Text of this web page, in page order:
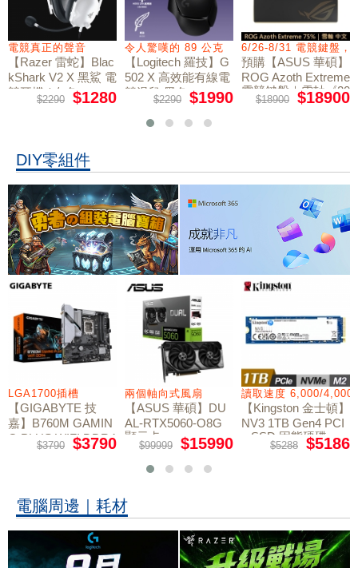
電競真正的聲音
【Razer 雷蛇】Blac
kShark V2 X 黑鯊 電
競耳機 / 白色
$2290 $1280
令人驚嘆的 89 公克
【Logitech 羅技】G
502 X 高效能有線電
競滑鼠 黑色
$2290 $1990
6/26-8/31 電競鍵盤，
預購【ASUS 華碩】
ROG Azoth Extreme
電競鍵盤｜雪軸《20
周年限量版》
$18900 $18900
DIY零組件
LGA1700插槽
【GIGABYTE 技
嘉】B760M GAMIN
G PLUS WIFI DDR4
主機板$3790 $3790
兩個軸向式風扇
【ASUS 華碩】DU
AL-RTX5060-O8G
顯示卡
$99999 $15990
讀取速度 6,000/
【Kingston 金士頓】
NV3 1TB Gen4 PCI
e SSD 固態硬碟
$5288 $5186
電腦周邊｜耗材